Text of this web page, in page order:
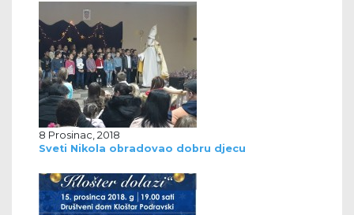
8 Prosinac, 2018
Sveti Nikola obradovao dobru djecu